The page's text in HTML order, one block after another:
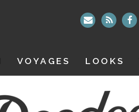
VOYAGES LOOKS